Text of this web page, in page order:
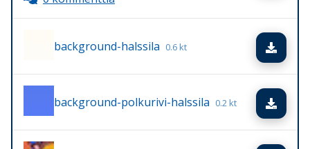
background-halssila 0.6 kt
background-polkurivi-halssila 0.2 kt